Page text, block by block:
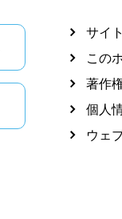
サイ
この
著作
個人
ウェ